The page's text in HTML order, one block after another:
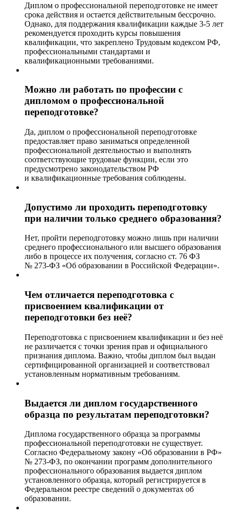
Диплом о профессиональной переподготовке не имеет
срока действия и остается действительным бессрочно.
Однако, для поддержания квалификации каждые 3-5 лет
рекомендуется проходить курсы повышения
квалификации, что закреплено Трудовым кодексом РФ,
профессиональными стандартами и
квалификационными требованиями.
Можно ли работать по профессии с
дипломом о профессиональной
переподготовке?
Да, диплом о профессиональной переподготовке
предоставляет право заниматься определенной
профессиональной деятельностью и выполнять
соответствующие трудовые функции, если это
предусмотрено законодательством РФ
и квалификационные требования соблюдены.
Допустимо ли проходить переподготовку
при наличии только среднего образования?
Нет, пройти переподготовку можно лишь при наличии
среднего профессионального или высшего образования
либо в процессе их получения, согласно ст. 76 ФЗ
№ 273-ФЗ «Об образовании в Российской Федерации».
Чем отличается переподготовка с
присвоением квалификации от
переподготовки без неё?
Переподготовка с присвоением квалификации и без неё
не различается с точки зрения прав и официального
признания диплома. Важно, чтобы диплом был выдан
сертифицированной организацией и соответствовал
установленным нормативным требованиям.
Выдается ли диплом государственного
образца по результатам переподготовки?
Диплома государственного образца за программы
профессиональной переподготовки не существует.
Согласно Федеральному закону «Об образовании в РФ»
№ 273-ФЗ, по окончании программ дополнительного
профессионального образования выдается диплом
установленного образца, который регистрируется в
Федеральном реестре сведений о документах об
образовании.